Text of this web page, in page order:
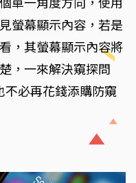
單一角度方向，使用
螢幕顯示內容，若是
，其螢幕顯示內容將
，一來解決窺探問
不必再花錢添購防窺